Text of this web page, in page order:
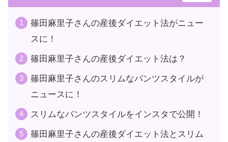
篠田麻里子さんの産後ダイエット法がニュー
スに！
篠田麻里子さんの産後ダイエット法は？
篠田麻里子さんのスリムなパンツスタイルが
ニュースに！
スリムなパンツスタイルをインスタで公開！
篠田麻里子さんの産後ダイエット法とスリム